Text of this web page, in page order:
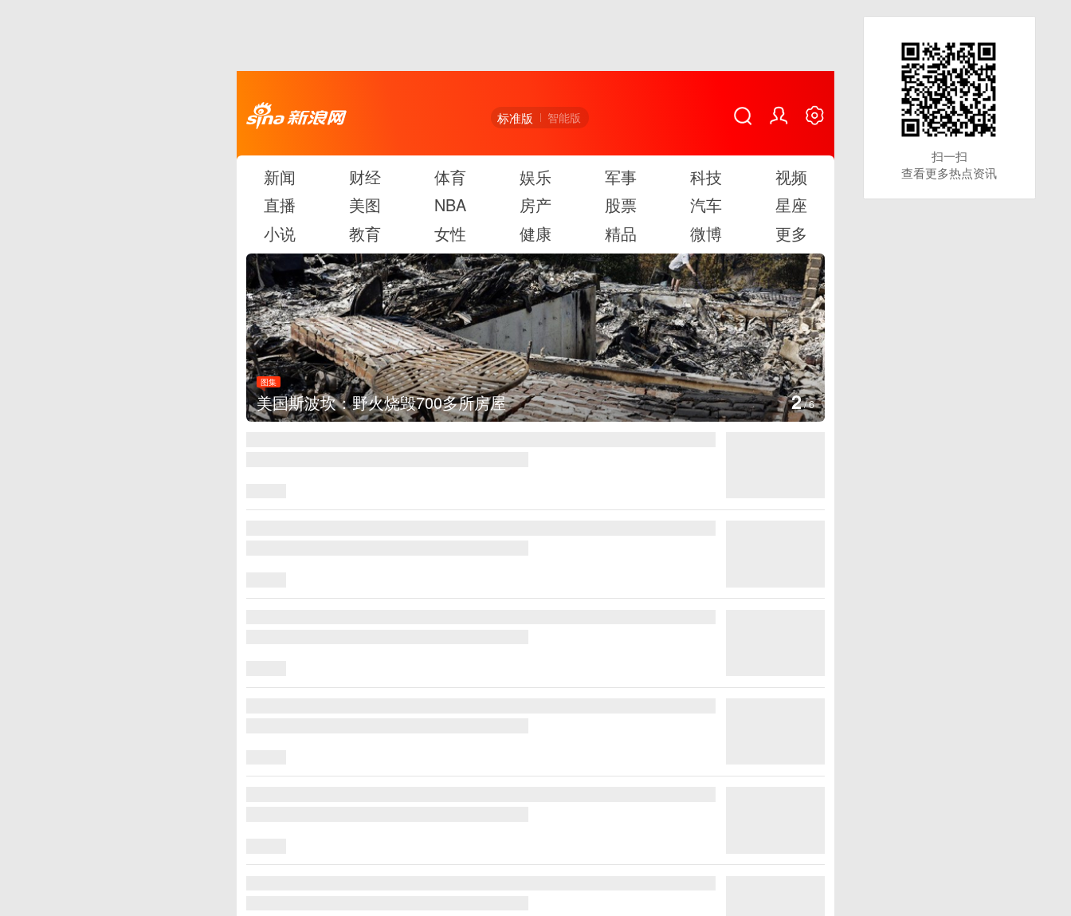
标准版 智能版
新闻 财经 体育 娱乐 军事 科技
视频
直播
美图 NBA 房产 股票 汽车
星座
小说
教育 女性 健康 精品 微博 更多
图集
美国斯波坎：野火烧毁700多所房屋 2/6
扫一扫
查看更多热点资讯
扫一扫
查看更多热点资讯